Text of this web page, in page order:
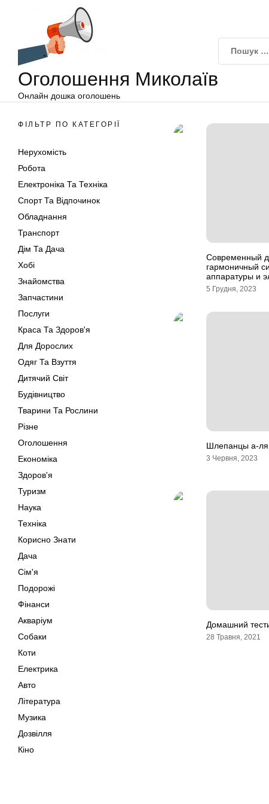
Оголошення Миколаїв
Онлайн дошка оголошень
ФІЛЬТР ПО КАТЕГОРІЇ
Нерухомість
Робота
Електроніка Та Техніка
Спорт Та Відпочинок
Обладнання
Транспорт
Дім Та Дача
Хобі
Знайомства
Запчастини
Послуги
Краса Та Здоров'я
Для Дорослих
Одяг Та Взуття
Дитячий Світ
Будівництво
Тварини Та Рослини
Різне
Оголошення
Економіка
Здоров'я
Туризм
Наука
Техніка
Корисно Знати
Дача
Сім'я
Подорожі
Фінанси
Акваріум
Собаки
Коти
Електрика
Авто
Література
Музика
Дозвілля
Кіно
Современный
гармоничный
аппаратуры и
5 Грудня, 2023
Шлепанцы а-
3 Червня, 2023
Домашний
28 Травня, 2021